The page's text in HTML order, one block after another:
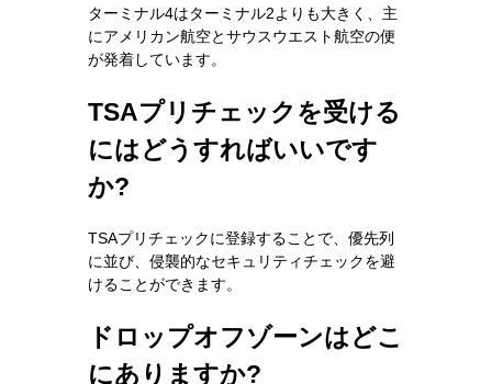
ターミナル4はターミナル2よりも大きく、主
にアメリカン航空とサウスウエスト航空の便
が発着しています。
TSAプリチェックを受ける
にはどうすればいいです
か?
TSAプリチェックに登録することで、優先列
に並び、侵襲的なセキュリティチェックを避
けることができます。
ドロップオフゾーンはどこ
にありますか?